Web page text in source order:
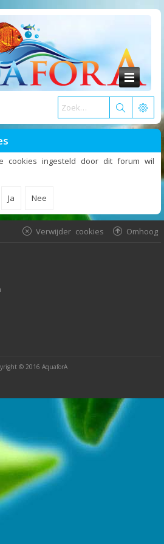
cookies ingesteld door dit forum wil
Omhoog
Verwijder cookies
© 2016 AquaforA